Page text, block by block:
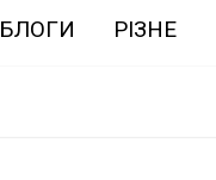
БЛОГИ РІЗНЕ